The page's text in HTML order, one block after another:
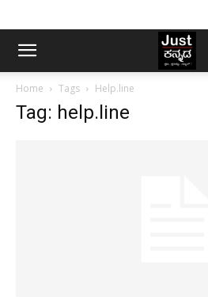
Home Tags Help.line
Tag: help.line